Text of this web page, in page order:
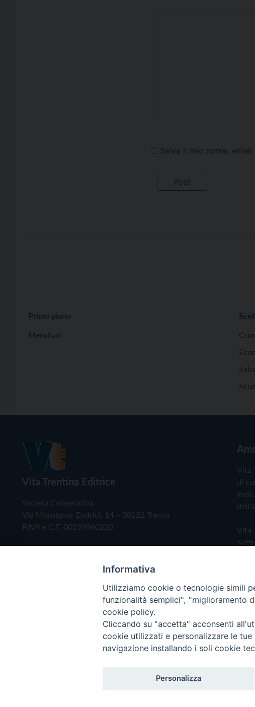
Salva il mio nome,
Primo piano
Meridiani
Vita Trentina Editrice
Società Cooperativa
Via Monsignor Endrici, 14 – 38122 Trento
P.IVA e C.F. 00199960220
Vita
di
Vita
Copyright © 2019 - Tutti i diritti riservati - Vita
Informativa
Utilizziamo cookie o tecnologie simili
funzionalità semplici", "miglioramento
cookie policy.
Cliccando su "accetta" acconsenti
cookie utilizzati e personalizzare le
navigazione installando i soli cookie
Personalizza